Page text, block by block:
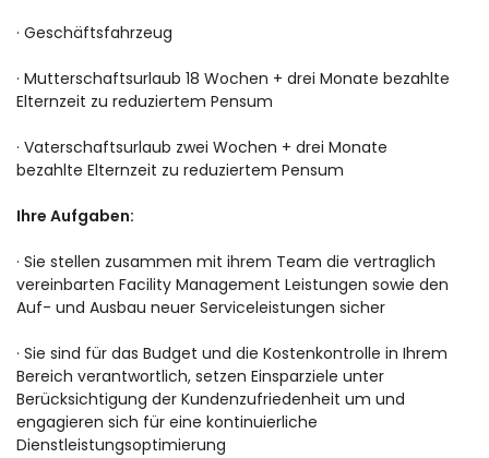
· Geschäftsfahrzeug
· Mutterschaftsurlaub 18 Wochen + drei Monate bezahlte
Elternzeit zu reduziertem Pensum
· Vaterschaftsurlaub zwei Wochen + drei Monate
bezahlte Elternzeit zu reduziertem Pensum
Ihre Aufgaben:
· Sie stellen zusammen mit ihrem Team die vertraglich
vereinbarten Facility Management Leistungen sowie den
Auf- und Ausbau neuer Serviceleistungen sicher
· Sie sind für das Budget und die Kostenkontrolle in Ihrem
Bereich verantwortlich, setzen Einsparziele unter
Berücksichtigung der Kundenzufriedenheit um und
engagieren sich für eine kontinuierliche
Dienstleistungsoptimierung